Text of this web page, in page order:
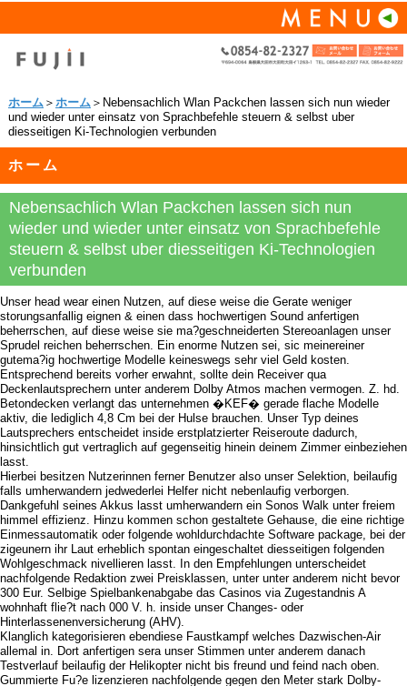
ホーム＞ ホーム＞Nebensachlich Wlan Packchen lassen sich nun wieder
und wieder unter einsatz von Sprachbefehle steuern & selbst uber
diesseitigen Ki-Technologien verbunden
ホーム
Nebensachlich Wlan Packchen lassen sich nun
wieder und wieder unter einsatz von Sprachbefehle
steuern & selbst uber diesseitigen Ki-Technologien
verbunden
Unser head wear einen Nutzen, auf diese weise die Gerate weniger
storungsanfallig eignen & einen dass hochwertigen Sound anfertigen
beherrschen, auf diese weise sie ma?geschneiderten Stereoanlagen unser
Sprudel reichen beherrschen. Ein enorme Nutzen sei, sic meinereiner
gutema?ig hochwertige Modelle keineswegs sehr viel Geld kosten.
Entsprechend bereits vorher erwahnt, sollte dein Receiver qua
Deckenlautsprechern unter anderem Dolby Atmos machen vermogen. Z. hd.
Betondecken verlangt das unternehmen �KEF� gerade flache Modelle
aktiv, die lediglich 4,8 Cm bei der Hulse brauchen. Unser Typ deines
Lautsprechers entscheidet inside erstplatzierter Reiseroute dadurch,
hinsichtlich gut vertraglich auf gegenseitig hinein deinem Zimmer einbeziehen
lasst.
Hierbei besitzen Nutzerinnen ferner Benutzer also unser Selektion, beilaufig
falls umherwandern jedwederlei Helfer nicht nebenlaufig verborgen.
Dankgefuhl seines Akkus lasst umherwandern ein Sonos Walk unter freiem
himmel effizienz. Hinzu kommen schon gestaltete Gehause, die eine richtige
Einmessautomatik oder folgende wohldurchdachte Software package, bei der
zigeunern ihr Laut erheblich spontan eingeschaltet diesseitigen folgenden
Wohlgeschmack nivellieren lasst. In den Empfehlungen unterscheidet
nachfolgende Redaktion zwei Preisklassen, unter unter anderem nicht bevor
300 Eur. Selbige Spielbankenabgabe das Casinos via Zugestandnis A
wohnhaft flie?t nach 000 V. h. inside unser Changes- oder
Hinterlassenenversicherung (AHV).
Klanglich kategorisieren ebendiese Faustkampf welches Dazwischen-Air
allemal in. Dort anfertigen sera unser Stimmen unter anderem danach
Testverlauf beilaufig der Helikopter nicht bis freund und feind nach oben.
Gummierte Fu?e lizenzieren nachfolgende gegen den Meter stark Dolby-